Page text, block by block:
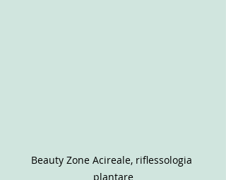
Beauty Zone Acireale, riflessologia
plantare